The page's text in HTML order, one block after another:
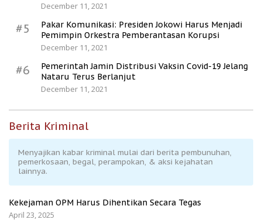
December 11, 2021
#5
Pakar Komunikasi: Presiden Jokowi Harus Menjadi
Pemimpin Orkestra Pemberantasan Korupsi
December 11, 2021
#6
Pemerintah Jamin Distribusi Vaksin Covid-19 Jelang
Nataru Terus Berlanjut
December 11, 2021
Berita Kriminal
Menyajikan kabar kriminal mulai dari berita pembunuhan,
pemerkosaan, begal, perampokan, & aksi kejahatan
lainnya.
Kekejaman OPM Harus Dihentikan Secara Tegas
April 23, 2025